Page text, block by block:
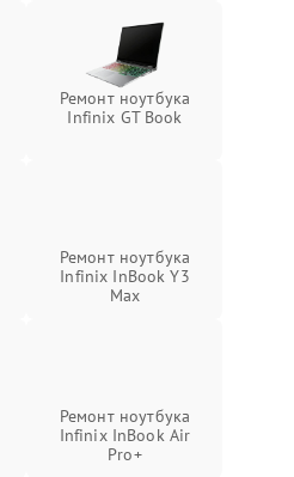
Ремонт ноутбука
Infinix GT Book
Ремонт ноутбука
Infinix InBook Y3
Max
Ремонт ноутбука
Infinix InBook Air
Pro+